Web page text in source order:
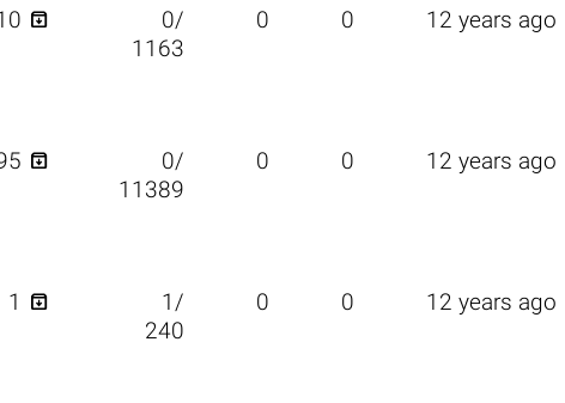

0/
1163
0 0 12 years ago

0/
11389
0 0 12 years ago
1 
1/
240
0 0 12 years ago